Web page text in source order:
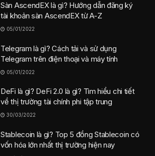
Sàn AscendEX là gì? Hướng dẫn đăng ký
tài khoản sàn AscendEX từ A-Z
05/01/2022
Telegram là gì? Cách tải và sử dụng
Telegram trên điện thoại và máy tính
05/01/2022
DeFi là gì? DeFi 2.0 là gì? Tìm hiểu chi tiết
về thị trường tài chính phi tập trung
30/03/2022
Stablecoin là gì? Top 5 đồng Stablecoin có
vốn hóa lớn nhất thị trường hiện nay